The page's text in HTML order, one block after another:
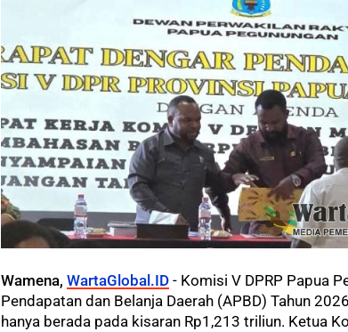
Wamena, WartaGlobal.ID - Komisi V DPRP Papua
Pendapatan dan Belanja Daerah (APBD) Tahun
hanya berada pada kisaran Rp1,213 triliun. Ketua